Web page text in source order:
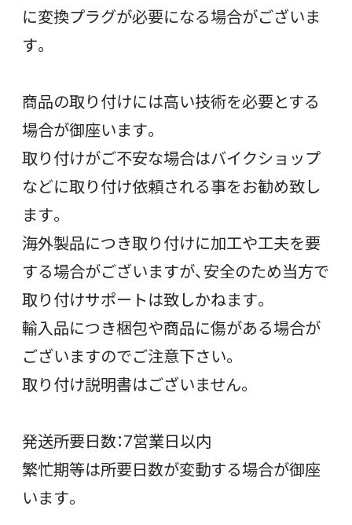
に変換プラグが必要になる場合がございま
す。
商品の取り付けには高い技術を必要とする
場合が御座います。
取り付けがご不安な場合はバイクショップ
などに取り付け依頼される事をお勧め致し
ます。
海外製品につき取り付けに加工や工夫を要
する場合がございますが、安全のため当方で
取り付けサポートは致しかねます。
輸入品につき梱包や商品に傷がある場合が
ございますのでご注意下さい。
取り付け説明書はございません。
発送所要日数：7営業日以内
繁忙期等は所要日数が変動する場合が御座
います。